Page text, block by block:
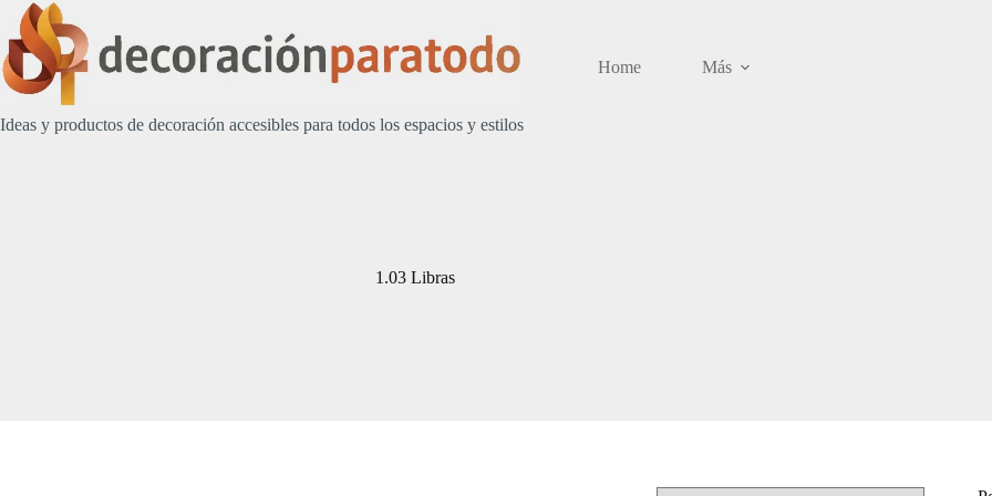
Saltar
contenido
Ideas y productos de decoración accesibles para todos los espacios y estilos
Home Más
1.03 Libras